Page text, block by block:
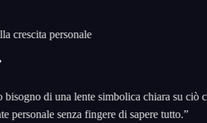
personale
di una lente simbolica chiara su ciò che
senza fingere di sapere tutto.”